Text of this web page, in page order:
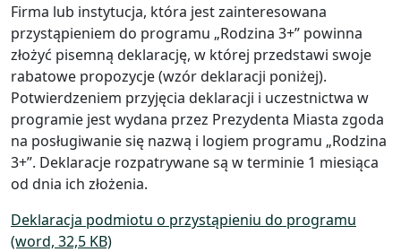
Firma lub instytucja, która jest zainteresowana
przystąpieniem do programu „Rodzina 3+” powinna
złożyć pisemną deklarację, w której przedstawi swoje
rabatowe propozycje (wzór deklaracji poniżej).
Potwierdzeniem przyjęcia deklaracji i uczestnictwa w
programie jest wydana przez Prezydenta Miasta zgoda
na posługiwanie się nazwą i logiem programu „Rodzina
3+”. Deklaracje rozpatrywane są w terminie 1 miesiąca
od dnia ich złożenia.
Deklaracja podmiotu o przystąpieniu do programu
(word, 32,5 KB)